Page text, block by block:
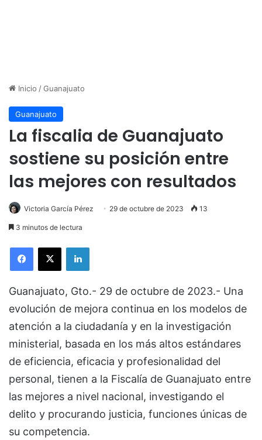
Inicio /Guanajuato
Guanajuato
La fiscalia de Guanajuato
sostiene su posición entre
las mejores con resultados
Victoria García Pérez 29 de octubre de 2023 13
3 minutos de lectura
LinkedIn
Guanajuato, Gto.- 29 de octubre de 2023.- Una
evolución de mejora continua en los modelos de
atención a la ciudadanía y en la investigación
ministerial, basada en los más altos estándares
de eficiencia, eficacia y profesionalidad del
personal, tienen a la Fiscalía de Guanajuato entre
las mejores a nivel nacional, investigando el
delito y procurando justicia, funciones únicas de
su competencia.